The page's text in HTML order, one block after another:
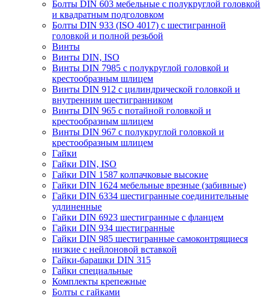
Болты DIN 603 мебельные с полукруглой головкой
и квадратным подголовком
Болты DIN 933 (ISO 4017) с шестигранной
головкой и полной резьбой
Винты
Винты DIN, ISO
Винты DIN 7985 с полукруглой головкой и
крестообразным шлицем
Винты DIN 912 с цилиндрической головкой и
внутренним шестигранником
Винты DIN 965 с потайной головкой и
крестообразным шлицем
Винты DIN 967 с полукруглой головкой и
крестообразным шлицем
Гайки
Гайки DIN, ISO
Гайки DIN 1587 колпачковые высокие
Гайки DIN 1624 мебельные врезные (забивные)
Гайки DIN 6334 шестигранные соединительные
удлиненные
Гайки DIN 6923 шестигранные с фланцем
Гайки DIN 934 шестигранные
Гайки DIN 985 шестигранные самоконтрящиеся
низкие с нейлоновой вставкой
Гайки-барашки DIN 315
Гайки специальные
Комплекты крепежные
Болты с гайками